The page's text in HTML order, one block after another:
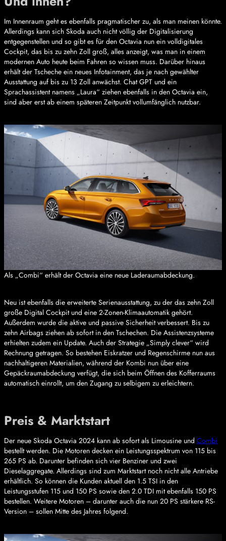
Im Innenraum geht es ebenfalls pragmatischer zu, als man meinen könnte.
Allerdings kann sich Skoda auch nicht völlig der Digitalisierung
entgegenstellen und so gibt es für den Octavia nun ein volldigitales
Cockpit, das bis zu zehn Zoll groß, alles anzeigt, was man in einem
modernen Auto heute beim Fahren so wissen muss. Darüber hinaus
erhält der Tscheche ein neues Infotainment, das je nach gewählter
Ausstattung auf bis zu 13 Zoll anwächst. Chat GPT und ein
Sprachassistent namens „Laura“ ziehen ebenfalls in den Octavia ein,
sind aber erst ab einem späteren Zeitpunkt vollumfänglich nutzbar.
Als „Combi“ erhält der Octavia eine neue Laderaumabdeckung.
Neu ist ebenfalls die erweiterte Serienausstattung, zu der das zehn Zoll
große Digital Cockpit und eine 2-Zonen-Klimaautomatik gehört.
Außerdem wurde die aktive und passive Sicherheit verbessert. Bis zu
zehn Airbags ziehen ab sofort in den Tschechen. Die Assistenzsysteme
erhielten zudem ein Update. Auch der Strategie „Simply clever“ wird
Rechnung getragen. So bestehen Eiskratzer und Regenschirme nun aus
nachhaltigeren Materialien, während der Kombi nun über eine
Gepäckraumabdeckung verfügt, die sich beim Öffnen des Kofferraums
automatisch einrollt, um den Zugang zu selbigem zu erleichtern.
Preis & Marktstart
Der neue Skoda Octavia 2024 kann ab sofort als Limousine und Combi
bestellt werden. Die Motoren decken ein Leistungsspektrum von 115 bis
265 PS ab. Darunter befinden sich vier Benziner und zwei
Dieselaggregate. Allerdings sind zum Marktstart noch nicht alle Antriebe
erhältlich. So können die Kunden aktuell den 1.5 TSI in den
Leistungsstufen 115 und 150 PS sowie den 2.0 TDI mit ebenfalls 150 PS
bestellen. Weitere Motoren – darunter auch die nun 20 PS stärkere RS-
Version – sollen Mitte des Jahres folgend.